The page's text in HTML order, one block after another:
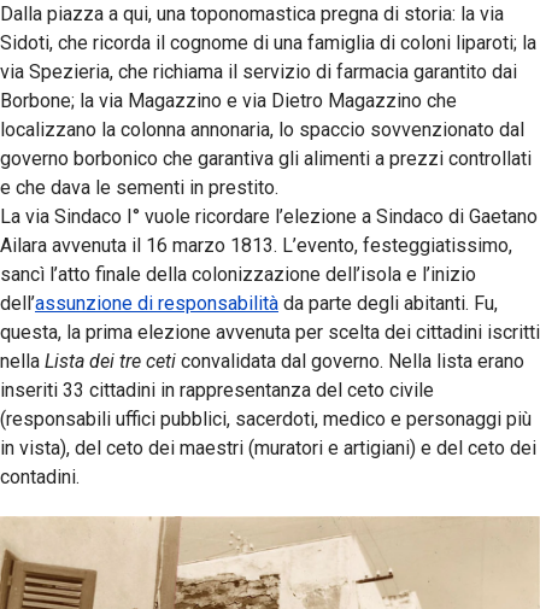
Dalla piazza a qui, una toponomastica pregna di storia: la via
Sidoti, che ricorda il cognome di una famiglia di coloni liparoti; la
via Spezieria, che richiama il servizio di farmacia garantito dai
Borbone; la via Magazzino e via Dietro Magazzino che
localizzano la colonna annonaria, lo spaccio sovvenzionato dal
governo borbonico che garantiva gli alimenti a prezzi controllati
e che dava le sementi in prestito.
La via Sindaco I° vuole ricordare l’elezione a Sindaco di Gaetano
Ailara avvenuta il 16 marzo 1813. L’evento, festeggiatissimo,
sancì l’atto finale della colonizzazione dell’isola e l’inizio
dell’assunzione di responsabilità da parte degli abitanti. Fu,
questa, la prima elezione avvenuta per scelta dei cittadini iscritti
nella Lista dei tre ceti convalidata dal governo. Nella lista erano
inseriti 33 cittadini in rappresentanza del ceto civile
(responsabili uffici pubblici, sacerdoti, medico e personaggi più
in vista), del ceto dei maestri (muratori e artigiani) e del ceto dei
contadini.